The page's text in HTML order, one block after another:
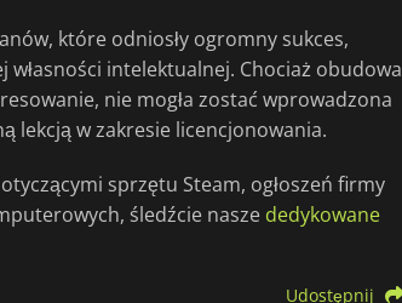
które odniosły ogromny sukces,
intelektualnej. Chociaż obudowa
nie mogła zostać wprowadzona
lekcją w zakresie licencjonowania.
sprzętu Steam, ogłoszeń firmy
śledźcie nasze dedykowane
Udostępnij